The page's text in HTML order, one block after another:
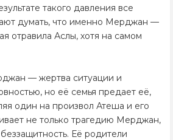
такого давления все
думать, что именно Мерджан —
отравила Аслы, хотя на самом
— жертва ситуации и
но её семья предает её,
один на произвол Атеша и его
не только трагедию Мерджан,
Её родители